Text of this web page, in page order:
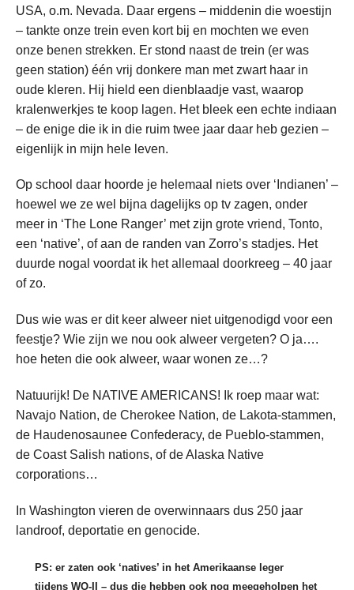
USA, o.m. Nevada. Daar ergens – middenin die woestijn
– tankte onze trein even kort bij en mochten we even
onze benen strekken. Er stond naast de trein (er was
geen station) één vrij donkere man met zwart haar in
oude kleren. Hij hield een dienblaadje vast, waarop
kralenwerkjes te koop lagen. Het bleek een echte indiaan
– de enige die ik in die ruim twee jaar daar heb gezien –
eigenlijk in mijn hele leven.
Op school daar hoorde je helemaal niets over ‘Indianen’ –
hoewel we ze wel bijna dagelijks op tv zagen, onder
meer in ‘The Lone Ranger’ met zijn grote vriend, Tonto,
een ‘native’, of aan de randen van Zorro’s stadjes. Het
duurde nogal voordat ik het allemaal doorkreeg – 40 jaar
of zo.
Dus wie was er dit keer alweer niet uitgenodigd voor een
feestje? Wie zijn we nou ook alweer vergeten? O ja….
hoe heten die ook alweer, waar wonen ze…?
Natuurijk! De NATIVE AMERICANS! Ik roep maar wat:
Navajo Nation, de Cherokee Nation, de Lakota-stammen,
de Haudenosaunee Confederacy, de Pueblo-stammen,
de Coast Salish nations, of de Alaska Native
corporations…
In Washington vieren de overwinnaars dus 250 jaar
landroof, deportatie en genocide.
PS: er zaten ook ‘natives’ in het Amerikaanse leger
tijdens WO-II – dus die hebben ook nog meegeholpen het